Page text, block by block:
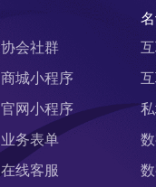
协会社群
商城小程序
官网小程序
业务表单
在线客服